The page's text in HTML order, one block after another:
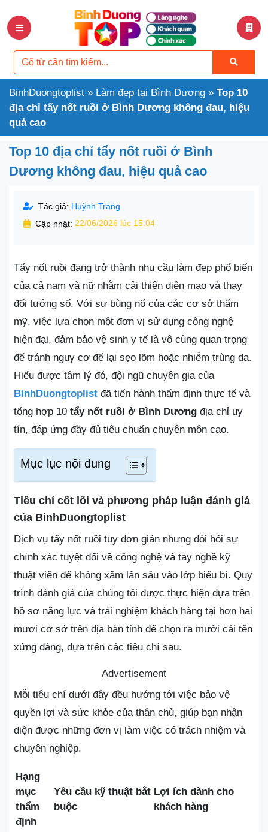
BinhDuongtoplist » Làm đẹp tại Bình Dương » Top 10
địa chỉ tẩy nốt ruồi ở Bình Dương không đau, hiệu
quả cao
Top 10 địa chỉ tẩy nốt ruồi ở Bình
Dương không đau, hiệu quả cao
Tác giả: Huỳnh Trang
Cập nhật: 22/06/2026 lúc 15:04
Tẩy nốt ruồi đang trở thành nhu cầu làm đẹp phổ biến
của cả nam và nữ nhằm cải thiện diện mạo và thay
đổi tướng số. Với sự bùng nổ của các cơ sở thẩm
mỹ, việc lựa chọn một đơn vị sử dụng công nghệ
hiện đại, đảm bảo vệ sinh y tế là vô cùng quan trọng
để tránh nguy cơ để lại sẹo lõm hoặc nhiễm trùng da.
Hiểu được tâm lý đó, đội ngũ chuyên gia của
BinhDuongtoplist đã tiến hành thẩm định thực tế và
tổng hợp 10 tẩy nốt ruồi ở Bình Dương địa chỉ uy
tín, đáp ứng đầy đủ tiêu chuẩn chuyên môn cao.
Mục lục nội dung
Tiêu chí cốt lõi và phương pháp luận đánh giá
của BinhDuongtoplist
Dịch vụ tẩy nốt ruồi tuy đơn giản nhưng đòi hỏi sự
chính xác tuyệt đối về công nghệ và tay nghề kỹ
thuật viên để không xâm lấn sâu vào lớp biểu bì. Quy
trình đánh giá của chúng tôi được thực hiện dựa trên
hồ sơ năng lực và trải nghiệm khách hàng tại hơn hai
mươi cơ sở trên địa bàn tỉnh để chọn ra mười cái tên
xứng đáng, dựa trên các tiêu chí sau.
Advertisement
Mỗi tiêu chí dưới đây đều hướng tới việc bảo vệ
quyền lợi và sức khỏe của thân chủ, giúp bạn nhận
diện được những đơn vị làm việc có trách nhiệm và
chuyên nghiệp.
Hạng
mục
thẩm
định
Yêu cầu kỹ thuật bắt
buộc
Lợi ích dành cho
khách hàng